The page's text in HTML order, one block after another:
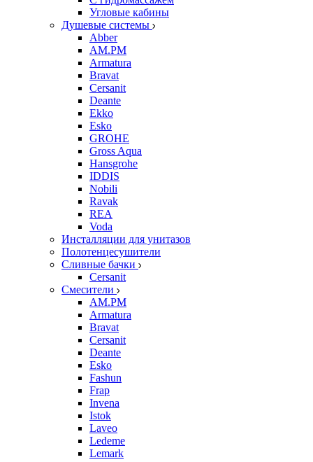
Угловые кабины
Душевые системы
Abber
AM.PM
Armatura
Bravat
Cersanit
Deante
Ekko
Esko
GROHE
Gross Aqua
Hansgrohe
IDDIS
Nobili
Ravak
REA
Voda
Инсталляции для унитазов
Полотенцесушители
Сливные бачки
Cersanit
Смесители
AM.PM
Armatura
Bravat
Cersanit
Deante
Esko
Fashun
Frap
Invena
Istok
Laveo
Ledeme
Lemark